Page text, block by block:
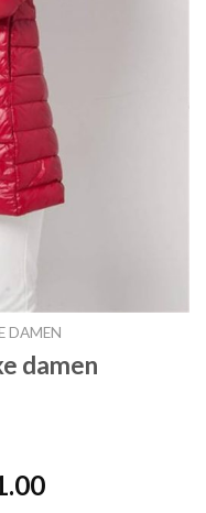
DAMEN
damen